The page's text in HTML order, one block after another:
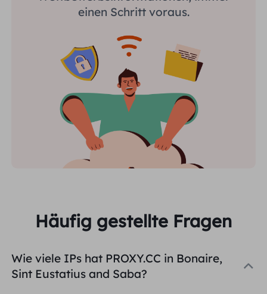
einen Schritt voraus.
Häufig gestellte Fragen
Wie viele IPs hat PROXY.CC in Bonaire,
Sint Eustatius and Saba?